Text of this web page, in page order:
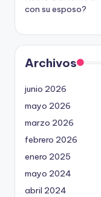
con su esposo?
Archivos
junio 2026
mayo 2026
marzo 2026
febrero 2026
enero 2025
mayo 2024
abril 2024